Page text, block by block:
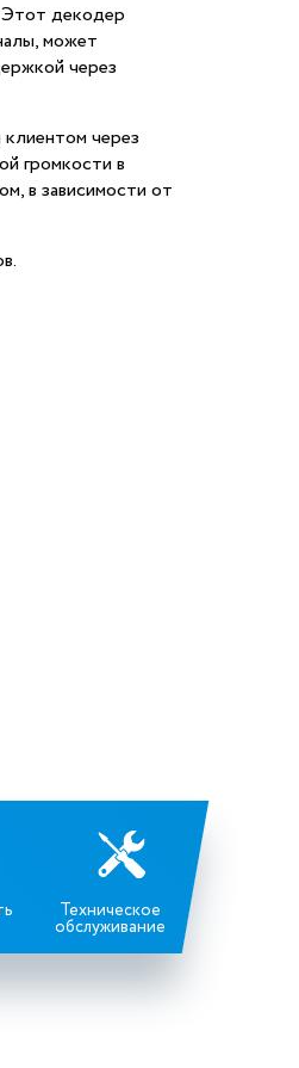
Этот декодер
может
через
через
громкости в
в зависимости от
Техническое
обслуживание